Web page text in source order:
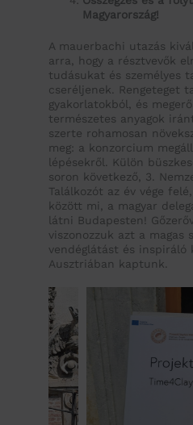
Magyarország!
A mauerbachi utazás
arra, hogy a résztvevők
tudásukat és személyes
cseréljenek. Rengeteget
gyakorlatokból, és
természetes anyagok
szerte rohamosan
meg: a konzorcium
lépésekről. Külön
soron következő, 3.
Találkozót az év vége
között mi, a magyar
látni Budapesten!
viszonozzuk azt a magas
vendéglátást és inspiráló
Ausztriában kaptunk.